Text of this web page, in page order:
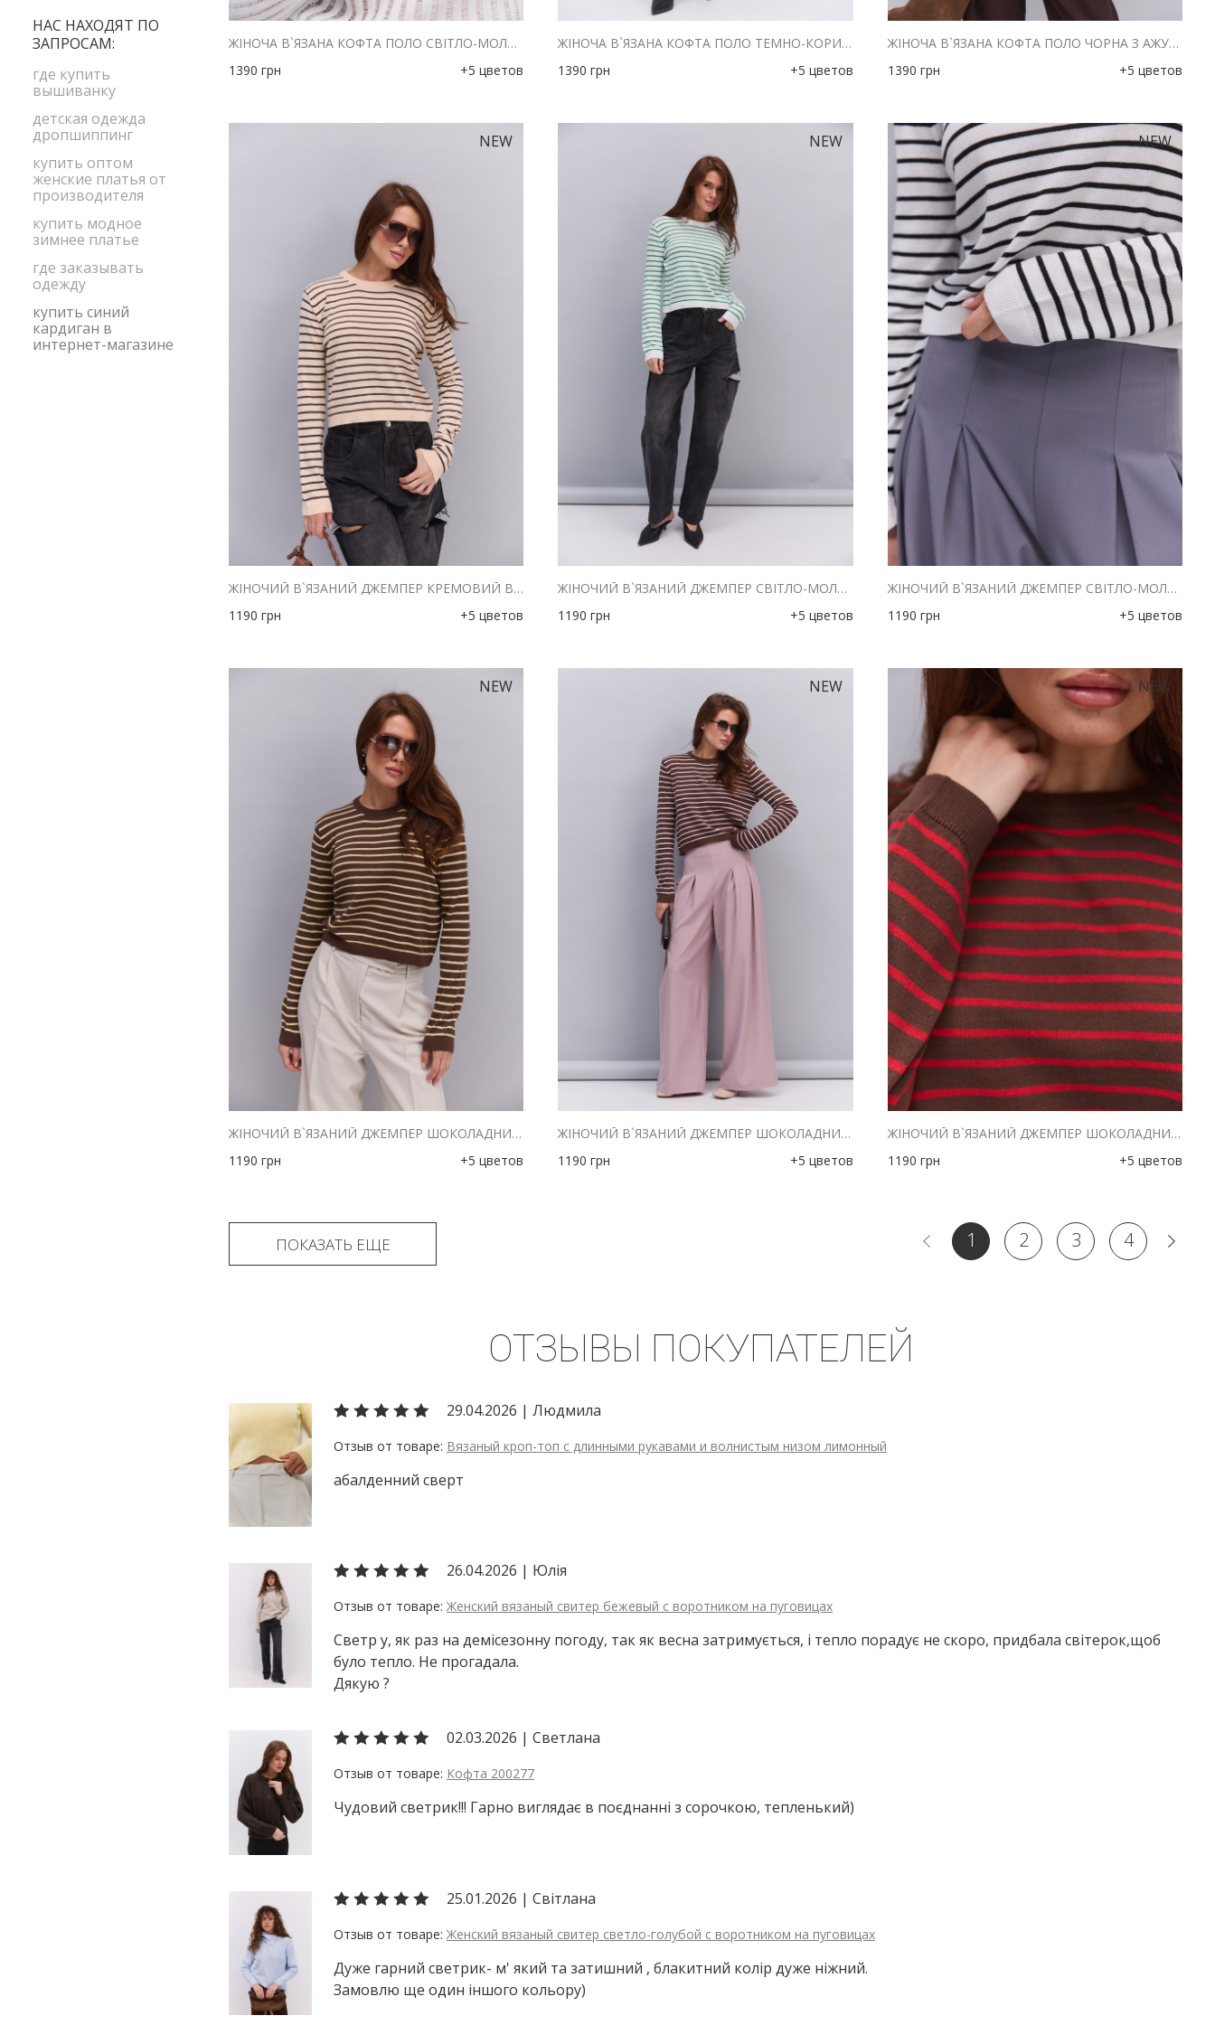
ЖІНОЧА В`ЯЗАНА КОФТА ПОЛО СВІТЛО-МОЛОЧНА З АЖУРНИМИ СМУЖКАМИ
1390 грн +5 цветов
ЖІНОЧА В`ЯЗАНА КОФТА ПОЛО ТЕМНО-КОРИЧНЕВА З АЖУРНИМИ СМУЖКАМИ
1390 грн +5 цветов
ЖІНОЧА В`ЯЗАНА КОФТА ПОЛО ЧОРНА З АЖУРНИМИ СМУЖКАМИ
1390 грн +5 цветов
NEW
ЖІНОЧИЙ В`ЯЗАНИЙ ДЖЕМПЕР КРЕМОВИЙ В ШОКОЛАДНУ СМУЖКУ
1190 грн +5 цветов
NEW
ЖІНОЧИЙ В`ЯЗАНИЙ ДЖЕМПЕР СВІТЛО-МОЛОЧНИЙ В ЗЕЛЕНУ СМУЖКУ
1190 грн +5 цветов
NEW
ЖІНОЧИЙ В`ЯЗАНИЙ ДЖЕМПЕР СВІТЛО-МОЛОЧНИЙ В ЧОРНУ СМУЖКУ
1190 грн +5 цветов
NEW
ЖІНОЧИЙ В`ЯЗАНИЙ ДЖЕМПЕР ШОКОЛАДНИЙ В ЛИМОННУ СМУЖКУ
1190 грн +5 цветов
NEW
ЖІНОЧИЙ В`ЯЗАНИЙ ДЖЕМПЕР ШОКОЛАДНИЙ В РОЖЕВУ СМУЖКУ
1190 грн +5 цветов
NEW
ЖІНОЧИЙ В`ЯЗАНИЙ ДЖЕМПЕР ШОКОЛАДНИЙ В ЯСКРАВО-РОЖЕВУ СМУЖКУ
1190 грн +5 цветов
ПОКАЗАТЬ ЕЩЕ 1 2 3 4
ОТЗЫВЫ ПОКУПАТЕЛЕЙ
29.04.2026 | Людмила
Вязаный кроп-топ с длинными рукавами и волнистым низом лимонный
абалденний сверт
26.04.2026 | Юлія
Женский вязаный свитер бежевый с воротником на пуговицах
Светр у, як раз на демісезонну погоду, так як весна затримується, і тепло порадує не скоро, придбала світерок,щоб
було тепло. Не прогадала.
Дякую ?
02.03.2026 | Светлана
Кофта 200277
Чудовий светрик!!! Гарно виглядає в поєднанні з сорочкою, тепленький)
25.01.2026 | Світлана
Женский вязаный свитер светло-голубой с воротником на пуговицах
Дуже гарний светрик- м' який та затишний , блакитний колір дуже ніжний.
Замовлю ще один іншого кольору)
M
S
XL-XXL
XS
XS-S
size1
бордовый
голубой
желтый
зеленый
коралловый
красный
малиновый
мята
оливковый
оранжевый
персиковый
розовый
НАС НАХОДЯТ ПО
ЗАПРОСАМ:
где купить
вышиванку
детская одежда
дропшиппинг
купить оптом
женские платья от
производителя
купить модное
зимнее платье
где заказывать
одежду
купить синий
кардиган в
интернет-магазине